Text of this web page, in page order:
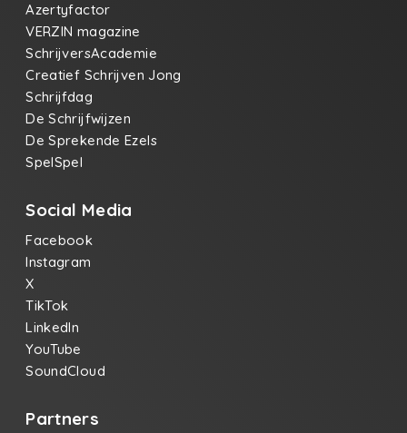
Azertyfactor
VERZIN magazine
SchrijversAcademie
Creatief Schrijven Jong
Schrijfdag
De Schrijfwijzen
De Sprekende Ezels
SpelSpel
Social Media
Facebook
Instagram
X
TikTok
LinkedIn
YouTube
SoundCloud
Partners